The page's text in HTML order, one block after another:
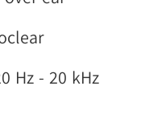
Hz - 20 kHz